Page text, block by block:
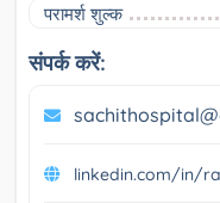
परामर्श शुल्क
संपर्क करें:
linkedin.com/in/